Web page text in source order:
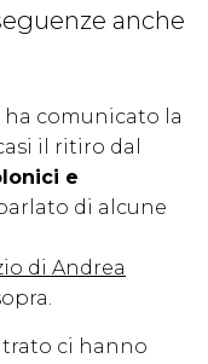
anche
ha comunicato la
il ritiro dal
e
di alcune
di Andrea
ci hanno